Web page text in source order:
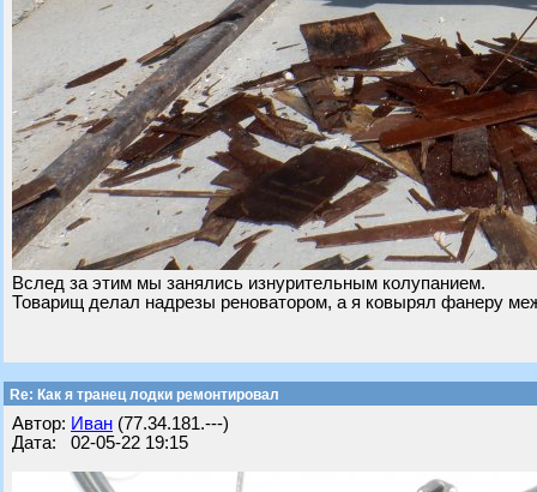
Вслед за этим мы занялись изнурительным колупанием.
Товарищ делал надрезы реноватором, а я ковырял фанеру
Re: Как я транец лодки ремонтировал
Автор: Иван (77.34.181.---)
Дата: 02-05-22 19:15